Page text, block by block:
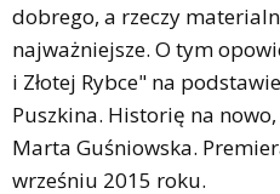
dobrego, a rzeczy
najważniejsze. O tym
i Złotej Rybce" na
Puszkina. Historię na
Marta Guśniowska.
wrześniu 2015 roku.